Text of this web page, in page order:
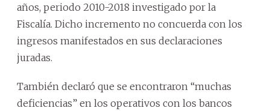
años, periodo 2010-2018 investigado por la
Fiscalía. Dicho incremento no concuerda con los
ingresos manifestados en sus declaraciones
juradas.
También declaró que se encontraron “muchas
deficiencias” en los operativos con los bancos